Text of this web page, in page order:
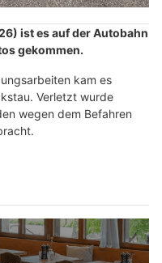
ist es auf der Autobahn
gekommen.
kam es
Verletzt wurde
wegen dem Befahren